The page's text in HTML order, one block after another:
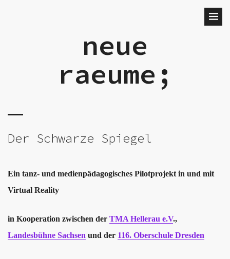
neue
raeume;
Der Schwarze Spiegel
Ein tanz- und medienpädagogisches Pilotprojekt in und mit
Virtual Reality
in Kooperation zwischen der TMA Hellerau e.V.,
Landesbühne Sachsen und der 116. Oberschule Dresden